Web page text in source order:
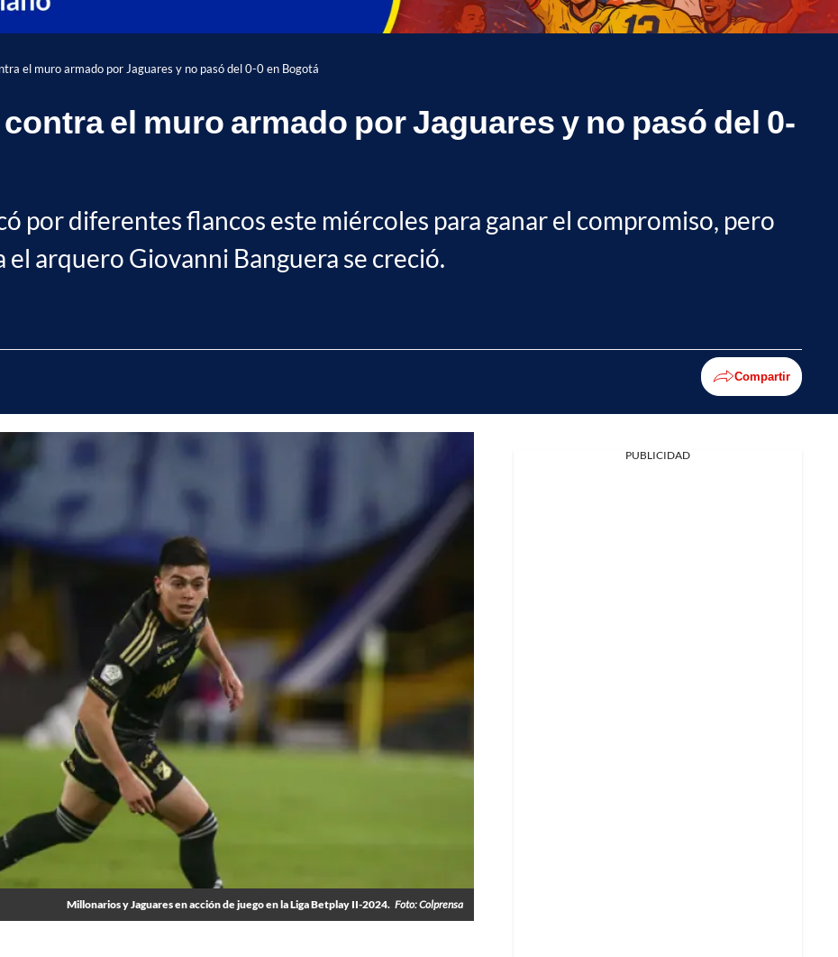
el muro armado por Jaguares y no pasó del 0-0 en Bogotá
el muro armado por Jaguares y no pasó del 0-
por diferentes flancos este miércoles para ganar el compromiso, pero
el arquero Giovanni Banguera se creció.
Compartir
Millonarios y Jaguares en acción de juego en la Liga Betplay II-2024. Foto: Colprensa
PUBLICIDAD